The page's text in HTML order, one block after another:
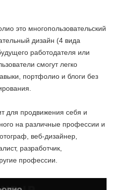
это многопользовательский
дизайн (4 вида
работодателя или
смогут легко
портфолио и блоги без
для продвижения себя и
на различные профессии и
веб-дизайнер,
разработчик,
профессии.